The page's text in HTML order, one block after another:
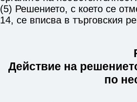
(5) Решението, с което се
14, се вписва в търговския
Действие на
по